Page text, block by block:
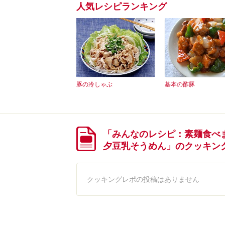
人気レシピランキング
豚の冷しゃぶ 基本の酢豚
「みんなのレシピ：素麺食
夕豆乳そうめん」のクッキン
クッキングレポの投稿はありません